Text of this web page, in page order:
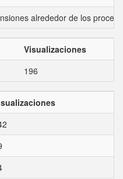
alrededor de los
Visualizaciones
196